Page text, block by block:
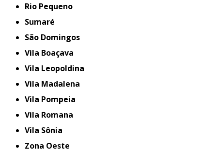
Rio Pequeno
Sumaré
São Domingos
Vila Boaçava
Vila Leopoldina
Vila Madalena
Vila Pompeia
Vila Romana
Vila Sônia
Zona Oeste